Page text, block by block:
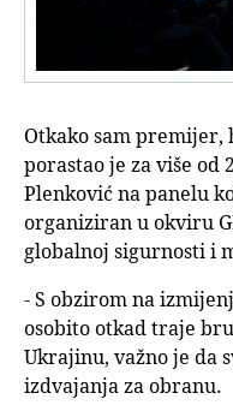
Otkako sam
porastao je za više od
Plenković na panelu
organiziran u okviru
globalnoj sigurnosti i
- S obzirom na
osobito otkad traje
Ukrajinu, važno je da
izdvajanja za obranu.